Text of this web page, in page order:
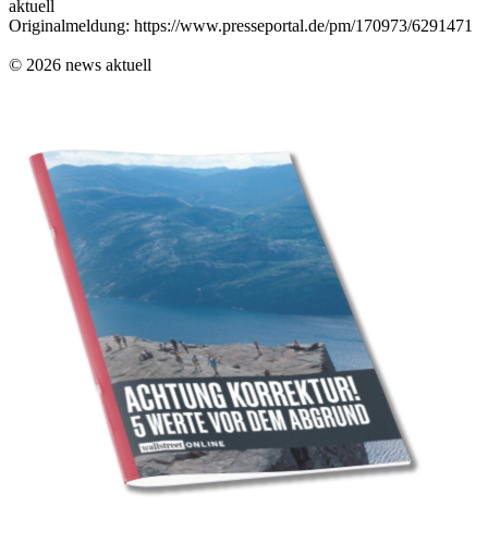
aktuell
Originalmeldung: https://www.presseportal.de/pm/170973/6291471
© 2026 news aktuell